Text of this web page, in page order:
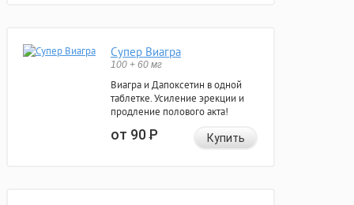
Супер Виагра
100 + 60 мг
Виагра и Дапоксетин в одной
таблетке. Усиление эрекции и
продление полового акта!
от 90Р Купить